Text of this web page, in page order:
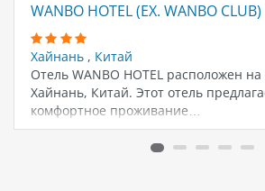
WANBO HOTEL (EX. WANBO CLUB)
Хайнань , Китай
Отель WANBO HOTEL расположен на
Хайнань, Китай. Этот отель
комфортное проживание…